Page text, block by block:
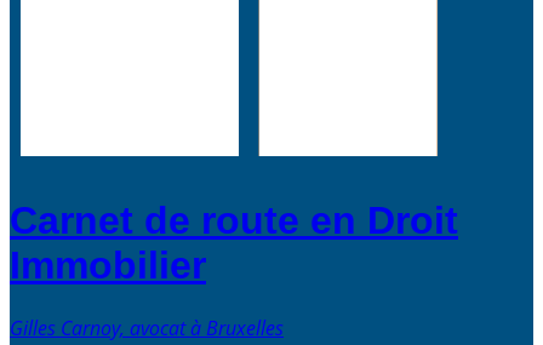
Carnet de route en Droit
Immobilier
Gilles Carnoy, avocat à Bruxelles